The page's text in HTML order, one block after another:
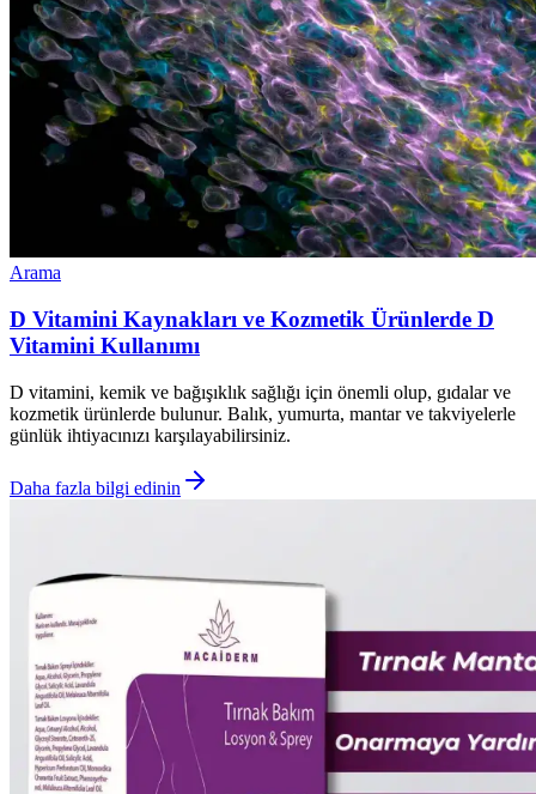
Arama
D Vitamini Kaynakları ve Kozmetik Ürünlerde D
Vitamini Kullanımı
D vitamini, kemik ve bağışıklık sağlığı için önemli olup, gıdalar ve
kozmetik ürünlerde bulunur. Balık, yumurta, mantar ve takviyelerle
günlük ihtiyacınızı karşılayabilirsiniz.
Daha fazla bilgi edinin